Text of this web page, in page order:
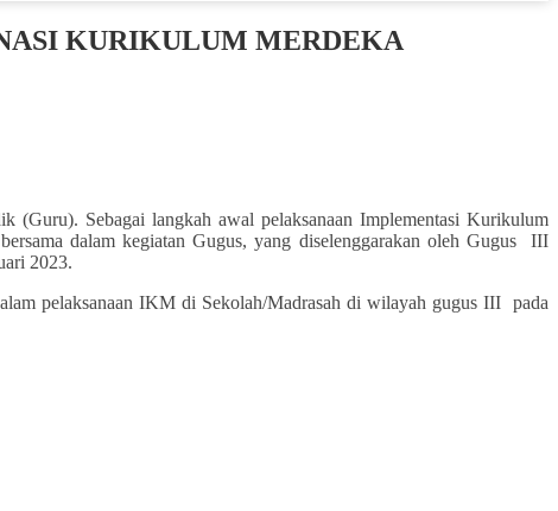
KURIKULUM MERDEKA
(Guru). Sebagai langkah awal pelaksanaan Implementasi Kurikulum
dalam kegiatan Gugus, yang diselenggarakan oleh Gugus III
2023.
pelaksanaan IKM di Sekolah/Madrasah di wilayah gugus III pada